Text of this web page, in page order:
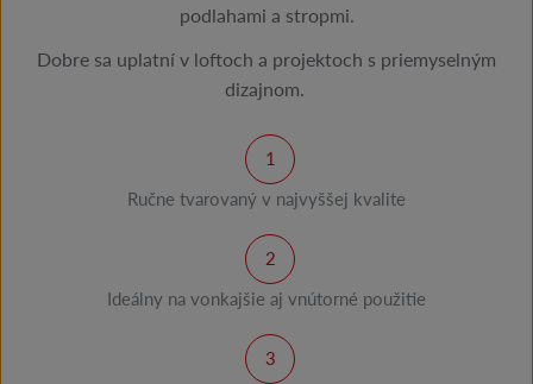
podlahami a stropmi.
Dobre sa uplatní v loftoch a projektoch s priemyselným
dizajnom.
Ručne tvarovaný v najvyššej kvalite
Ideálny na vonkajšie aj vnútorné použitie